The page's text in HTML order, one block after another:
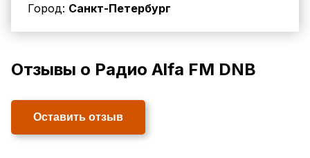
Город: Санкт-Петербург
Отзывы о Радио Alfa FM DNB
Оставить отзыв